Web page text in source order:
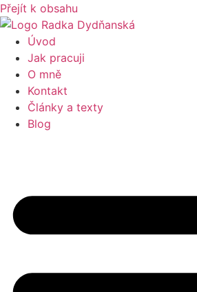
Přejít k obsahu
Úvod
Jak pracuji
O mně
Kontakt
Články a texty
Blog